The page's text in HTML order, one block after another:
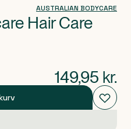
AUSTRALIAN BODYCARE
Hair Care
149,95 kr.